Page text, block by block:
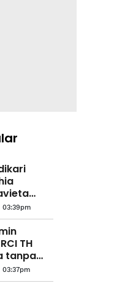
keluar
03:39pm
TH
tanpa
03:37pm